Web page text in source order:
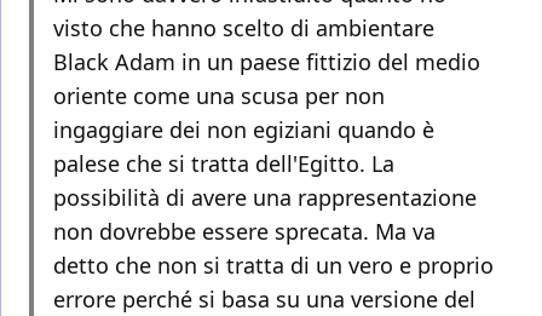
visto che hanno scelto di ambientare
Black Adam in un paese fittizio del medio
oriente come una scusa per non
ingaggiare dei non egiziani quando è
palese che si tratta dell'Egitto. La
possibilità di avere una rappresentazione
non dovrebbe essere sprecata. Ma va
detto che non si tratta di un vero e proprio
errore perché si basa su una versione del